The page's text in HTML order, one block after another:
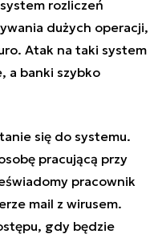
rozliczeń
dużych operacji,
Atak na taki system
a banki szybko
się do systemu.
pracującą przy
pracownik
mail z wirusem.
gdy będzie